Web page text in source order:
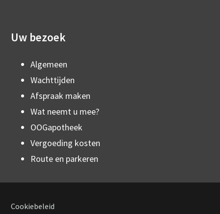
Uw bezoek
Algemeen
Wachttijden
Afspraak maken
Wat neemt u mee?
OOGapotheek
Vergoeding kosten
Route en parkeren
Cookiebeleid